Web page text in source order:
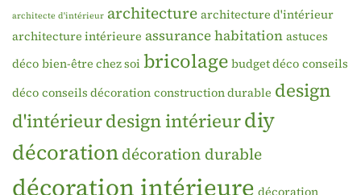
architecte d'intérieur architecture architecture d'intérieur
architecture intérieure assurance habitation astuces
déco bien-être chez soi bricolage budget déco conseils
déco conseils décoration construction durable design
d'intérieurdesign intérieurdiy
décorationdécoration durable
décoration intérieure décoration